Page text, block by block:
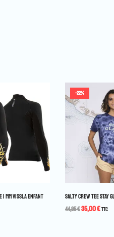
1 MM VISSLA ENFANT
-22%
SALTY CREW TEE STAY
44,95€35,00€TTC